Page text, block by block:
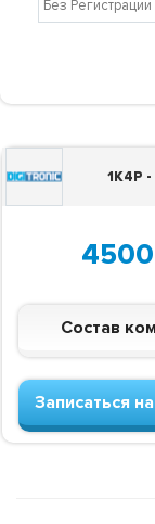
1K4P
Состав
Записаться